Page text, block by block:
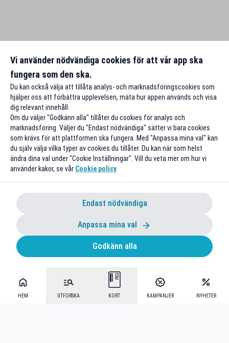
HEM UTFORSKA KORT KAMPANJER NYHETER
Vi använder nödvändiga cookies för att vår app ska
fungera som den ska.
Du kan också välja att tillåta analys- och marknadsföringscookies som
hjälper oss att förbättra upplevelsen, mäta hur appen används och visa
dig relevant innehåll.
Om du väljer "Godkänn alla" tillåter du cookies för analys och
marknadsföring. Väljer du "Endast nödvändiga" sätter vi bara cookies
som krävs för att plattformen ska fungera. Med "Anpassa mina val" kan
du själv välja vilka typer av cookies du tillåter. Du kan när som helst
ändra dina val under "Cookie Inställningar". Vill du veta mer om hur vi
använder kakor, se vår Cookie policy
Endast nödvändiga
Anpassa mina val
Godkänn alla